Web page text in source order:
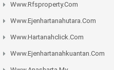
Www.rfsproperty.com
Www.ejenhartanahutara.com
Www.hartanahclick.com
Www.ejenhartanahkuantan.com